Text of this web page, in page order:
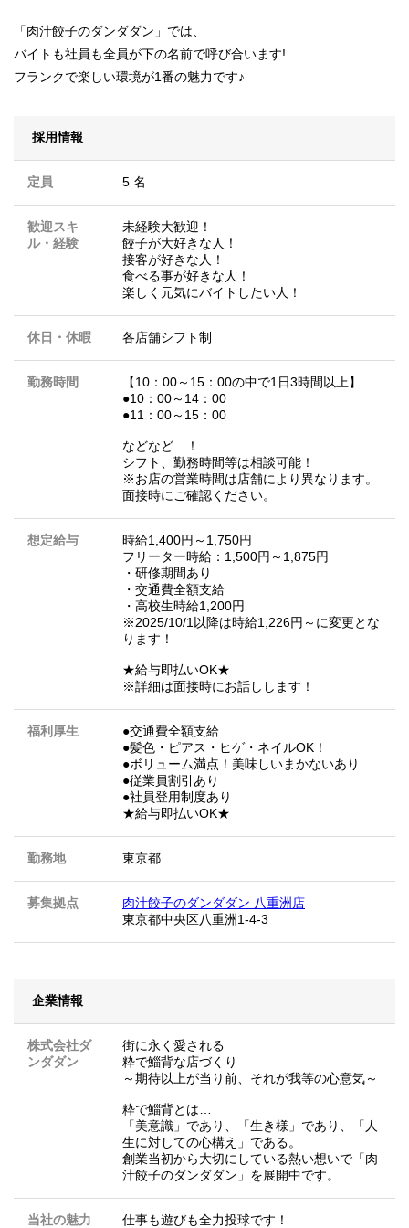
「肉汁餃子のダンダダン」では、
バイトも社員も全員が下の名前で呼び合います!
フランクで楽しい環境が1番の魅力です♪
採用情報
定員 5 名
歓迎スキ
ル・経験
未経験大歓迎！
餃子が大好きな人！
接客が好きな人！
食べる事が好きな人！
楽しく元気にバイトしたい人！
休日・休暇 各店舗シフト制
勤務時間
【10：00～15：00の中で1日3時間以上】
●10：00～14：00
●11：00～15：00
などなど…！
シフト、勤務時間等は相談可能！
※お店の営業時間は店舗により異なります。
面接時にご確認ください。
想定給与
時給1,400円～1,750円
フリーター時給：1,500円～1,875円
・研修期間あり
・交通費全額支給
・高校生時給1,200円
※2025/10/1以降は時給1,226円～に変更とな
ります！
★給与即払いOK★
※詳細は面接時にお話しします！
福利厚生
●交通費全額支給
●髪色・ピアス・ヒゲ・ネイルOK！
●ボリューム満点！美味しいまかないあり
●従業員割引あり
●社員登用制度あり
★給与即払いOK★
勤務地 東京都
募集拠点
肉汁餃子のダンダダン 八重洲店
東京都中央区八重洲1-4-3
企業情報
株式会社ダ
ンダダン
街に永く愛される
粋で鯔背な店づくり
～期待以上が当り前、それが我等の心意気～
粋で鯔背とは…
「美意識」であり、「生き様」であり、「人
生に対しての心構え」である。
創業当初から大切にしている熱い想いで「肉
汁餃子のダンダダン」を展開中です。
当社の魅力 仕事も遊びも全力投球です！